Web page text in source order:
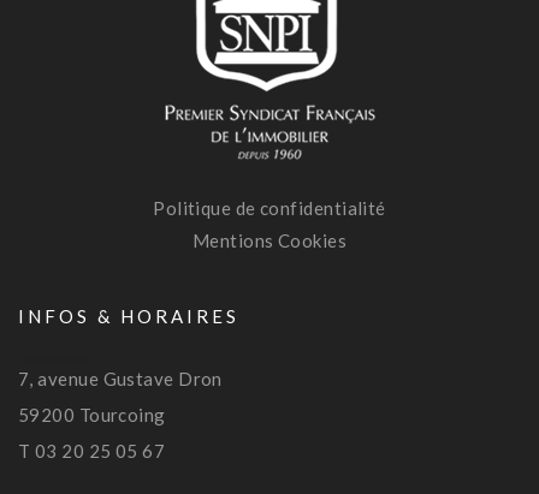
Politique de confidentialité
Mentions Cookies
INFOS & HORAIRES
7, avenue Gustave Dron
59200 Tourcoing
T 03 20 25 05 67